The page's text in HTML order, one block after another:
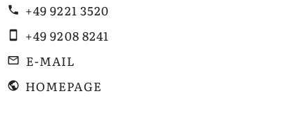
+49 9221 3520
+49 9208 8241
E-MAIL
HOMEPAGE